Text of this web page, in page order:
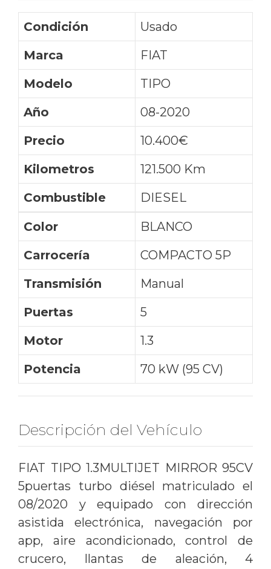
Condición
Usado
Marca
FIAT
Modelo
TIPO
Año
08-2020
Precio
10.400€
Kilometros
121.500 Km
Combustible
DIESEL
Color
BLANCO
Carrocería
COMPACTO 5P
Transmisión
Manual
Puertas
5
Motor
1.3
Potencia
70 kW (95 CV)
Descripción del Vehículo
FIAT TIPO 1.3MULTIJET MIRROR 95CV
5puertas turbo diésel matriculado el
08/2020 y equipado con dirección
asistida electrónica, navegación por
app, aire acondicionado, control de
crucero, llantas de aleación, 4